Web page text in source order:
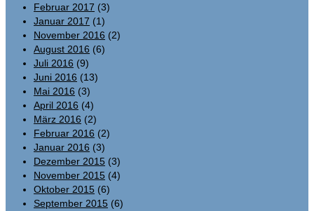
Februar 2017 (3)
Januar 2017 (1)
November 2016 (2)
August 2016 (6)
Juli 2016 (9)
Juni 2016 (13)
Mai 2016 (3)
April 2016 (4)
März 2016 (2)
Februar 2016 (2)
Januar 2016 (3)
Dezember 2015 (3)
November 2015 (4)
Oktober 2015 (6)
September 2015 (6)